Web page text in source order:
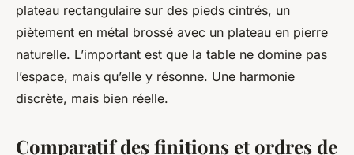
plateau rectangulaire sur des pieds cintrés, un
piètement en métal brossé avec un plateau en pierre
naturelle. L’important est que la table ne domine pas
l’espace, mais qu’elle y résonne. Une harmonie
discrète, mais bien réelle.
Comparatif des finitions et ordres de